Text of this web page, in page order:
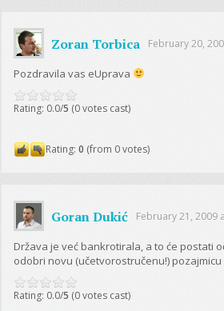
Zoran Torbica February 20,
Pozdravila vas eUprava
Rating: 0.0/5 (0 votes cast)
Rating:0 (from 0 votes)
Goran Dukić February 21, 2009
Država je već bankrotirala, a to će postati
odobri novu (učetvorostručenu!)
Rating: 0.0/5 (0 votes cast)